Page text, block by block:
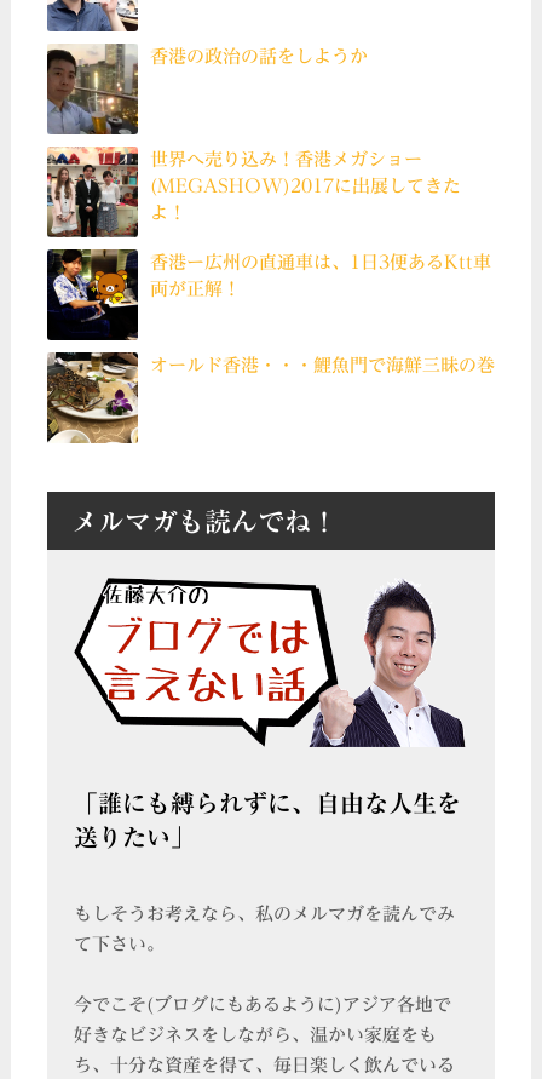
香港の政治の話をしようか
世界へ売り込み！香港メガショー
(MEGASHOW)2017に出展してきた
よ！
香港ー広州の直通車は、1日3便あるKtt車
両が正解！
オールド香港・・・鯉魚門で海鮮三昧の巻
メルマガも読んでね！
「誰にも縛られずに、自由な人生を
送りたい」
もしそうお考えなら、私のメルマガを読んでみ
て下さい。
今でこそ(ブログにもあるように)アジア各地で
好きなビジネスをしながら、温かい家庭をも
ち、十分な資産を得て、毎日楽しく飲んでいる